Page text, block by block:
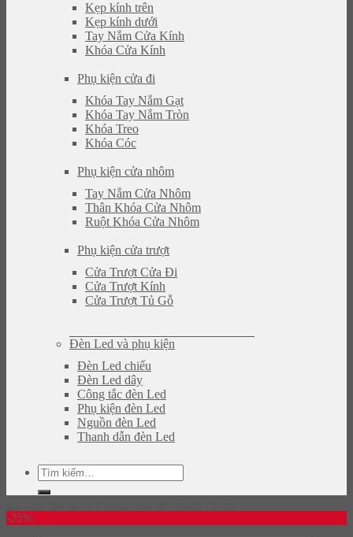
Kẹp kính trên
Kẹp kính dưới
Tay Nắm Cửa Kính
Khóa Cửa Kính
Phụ kiện cửa đi
Khóa Tay Nắm Gạt
Khóa Tay Nắm Tròn
Khóa Treo
Khóa Cóc
Phụ kiện cửa nhôm
Tay Nắm Cửa Nhôm
Thân Khóa Cửa Nhôm
Ruột Khóa Cửa Nhôm
Phụ kiện cửa trượt
Cửa Trượt Cửa Đi
Cửa Trượt Kính
Cửa Trượt Tủ Gỗ
Đèn Led và phụ kiện
Đèn Led chiếu
Đèn Led dây
Công tắc đèn Led
Phụ kiện đèn Led
Nguồn đèn Led
Thanh dẫn đèn Led
Tìm
kiếm:
-25%